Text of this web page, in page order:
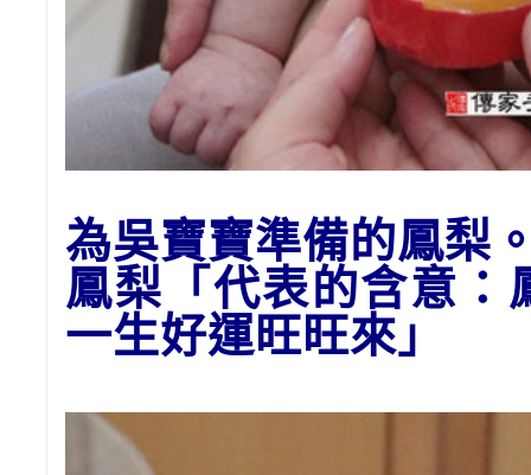
為吳寶寶準備的鳳梨
鳳梨「代表的含意：
一生好運旺旺來 」